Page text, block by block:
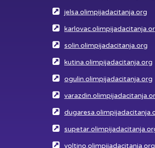
jelsa.olimpijadacitanja.org
solin.olimpijadacitanja.org
kutina.olimpijadacitanja.org
ogulin.olimpijadacitanja.org
voltino.olimpijadacitanja.org